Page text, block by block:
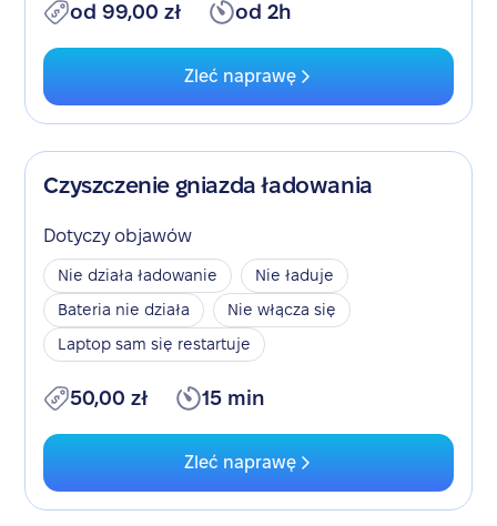
od 99,00 zł od 2h
Zleć naprawę
Czyszczenie gniazda ładowania
Dotyczy objawów
Nie działa ładowanie
Nie ładuje
Bateria nie działa
Nie włącza się
Laptop sam się restartuje
50,00 zł 15 min
Zleć naprawę